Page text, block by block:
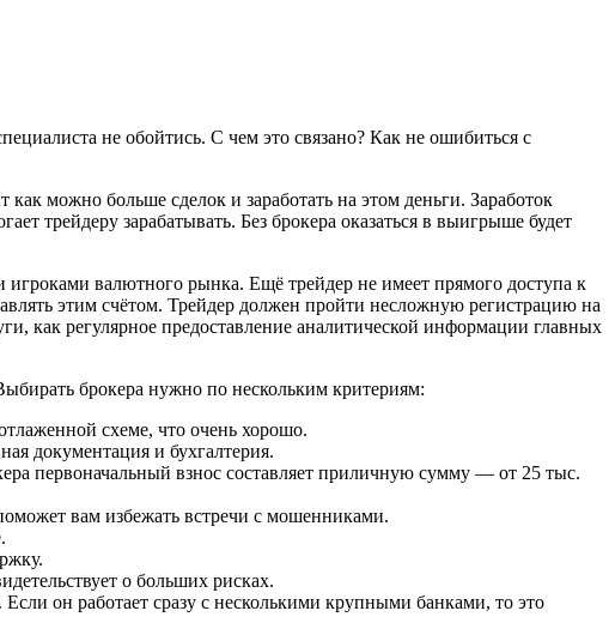
не обойтись. С чем это связано? Как не ошибиться с
можно больше сделок и заработать на этом деньги. Заработок
трейдеру зарабатывать. Без брокера оказаться в выигрыше будет
игроками валютного рынка. Ещё трейдер не имеет прямого доступа к
этим счётом. Трейдер должен пройти несложную регистрацию на
как регулярное предоставление аналитической информации главных
брокера нужно по нескольким критериям:
схеме, что очень хорошо.
документация и бухгалтерия.
первоначальный взнос составляет приличную сумму — от 25 тыс.
вам избежать встречи с мошенниками.
о больших рисках.
он работает сразу с несколькими крупными банками, то это